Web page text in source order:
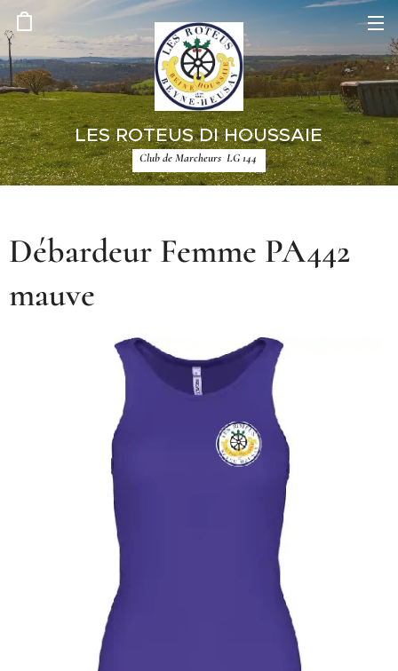
LES ROTEUS DI HOUSSAIE
Club de Marcheurs LG 144
Débardeur Femme PA442
mauve